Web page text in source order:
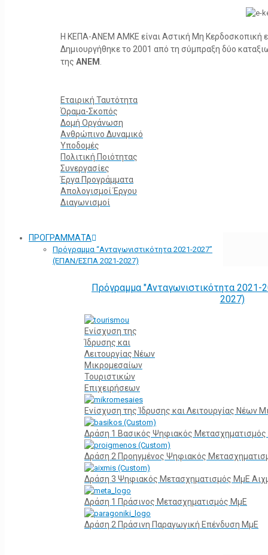
Η ΚΕΠΑ-ΑΝΕΜ ΑΜΚΕ είναι Αστική Μη Κερδοσκοπική
Δημιουργήθηκε το 2001 από τη σύμπραξη δύο
της ΑΝΕΜ
Εταιρική Ταυτότητα
Όραμα-Σκοπός
Δομή Οργάνωση
Ανθρώπινο Δυναμικό
Υποδομές
Πολιτική Ποιότητας
Συνεργασίες
Έργα Προγράμματα
Απολογισμοί Έργου
Διαγωνισμοί
ΠΡΟΓΡΑΜΜΑΤΑ
Πρόγραμμα “Ανταγωνιστικότητα 2021-2027”
(ΕΠΑΝ/ΕΣΠΑ 2021-2027)
Πρόγραμμα "Ανταγωνιστικότητα
2027)
Ενίσχυση της
Ίδρυσης και
Λειτουργίας Νέων
Μικρομεσαίων
Τουριστικών
Επιχειρήσεων
Ενίσχυση της Ίδρυσης και Λειτουργίας Νέων
Δράση 1 Βασικός Ψηφιακός
Δράση 2 Προηγμένος Ψηφιακός
Δράση 3 Ψηφιακός Μετασχηματισμός ΜμΕ
Δράση 1 Πράσινος Μετασχηματισμός ΜμΕ
Δράση 2 Πράσινη Παραγωγική Επένδυση ΜμΕ